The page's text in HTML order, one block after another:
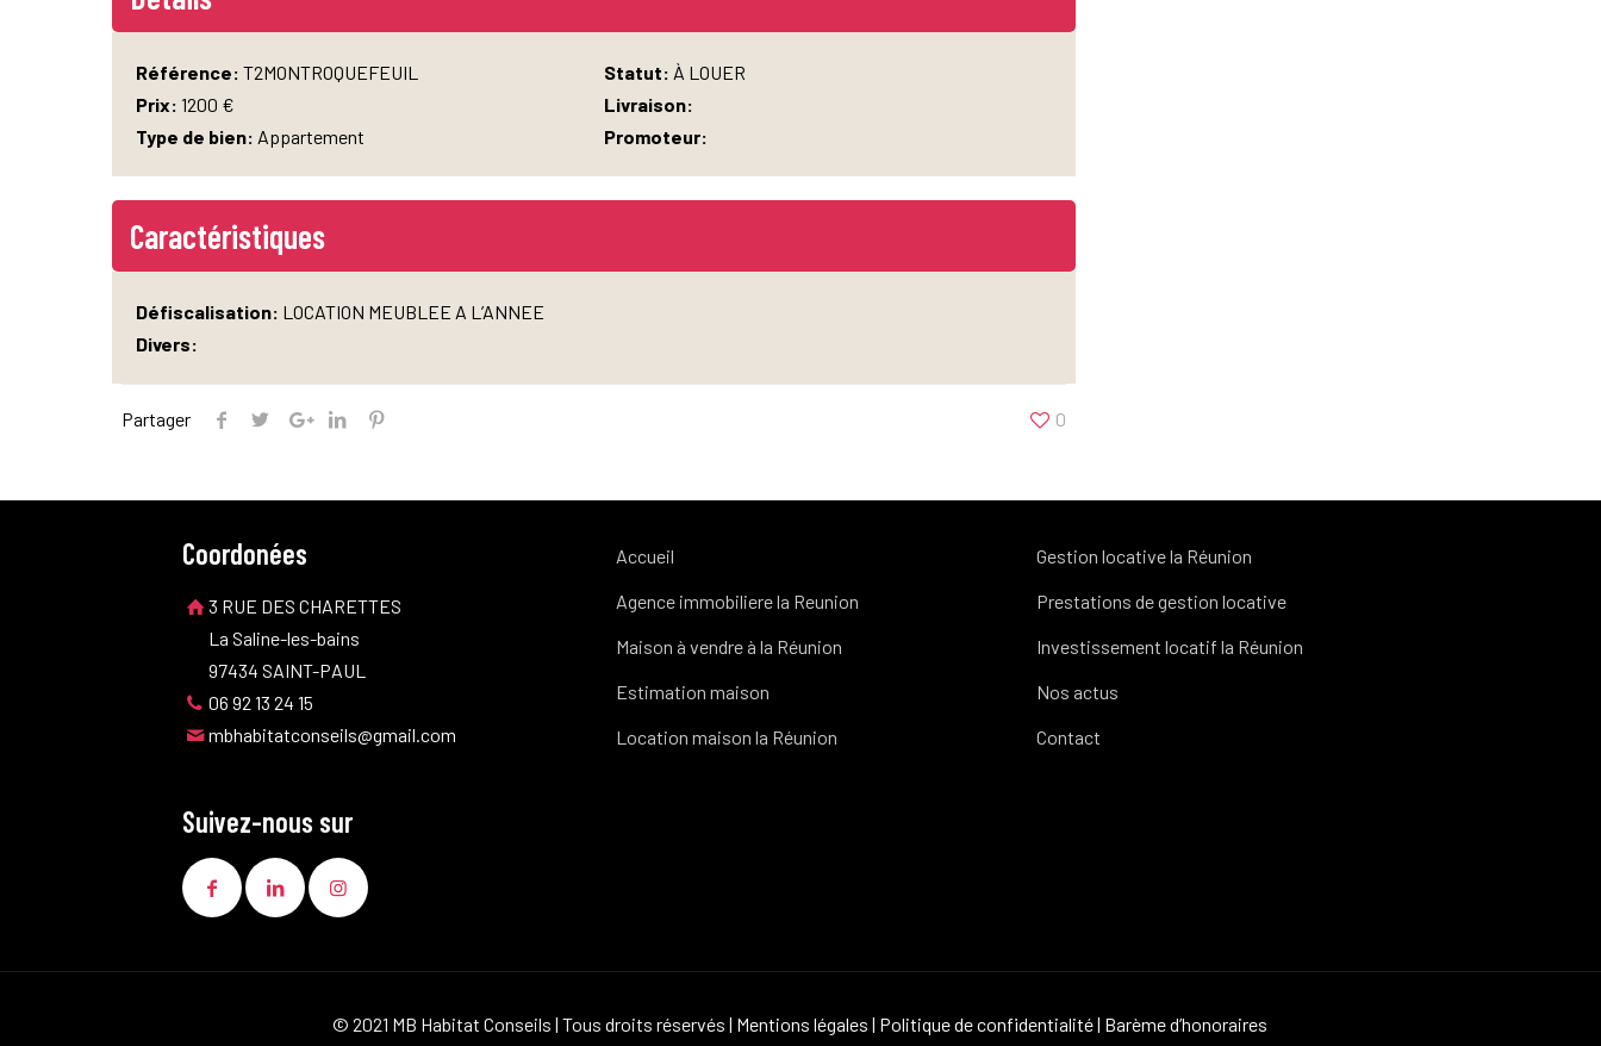
Référence:T2MONTROQUEFEUIL
Prix:1200 €
Type de bien: Appartement
Statut: À LOUER
Livraison:
Promoteur:
Caractéristiques
Défiscalisation: LOCATION MEUBLEE A L’ANNEE
Divers:
Partager 0
Coordonées
3 RUE DES CHARETTES
La Saline-les-bains
97434 SAINT-PAUL
06 92 13 24 15
mbhabitatconseils@gmail.com
Suivez-nous sur
Accueil
Agence immobiliere la Reunion
Maison à vendre à la Réunion
Estimation maison
Location maison la Réunion
Gestion locative la Réunion
Prestations de gestion locative
Investissement locatif la Réunion
Nos actus
Contact
© 2021 MB Habitat Conseils | Tous droits réservés | Mentions légales | Politique de confidentialité| Barème d’honoraires